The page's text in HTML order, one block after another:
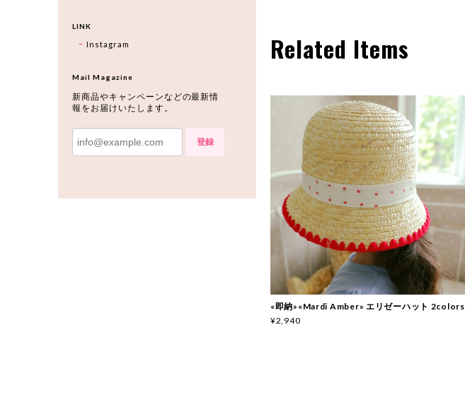
Related Items
«即納»«Mardi Amber» エリゼーハット 2colors
¥2,940
LINK
Instagram
Mail Magazine
新商品やキャンペーンなどの最新情
報をお届けいたします。
登録